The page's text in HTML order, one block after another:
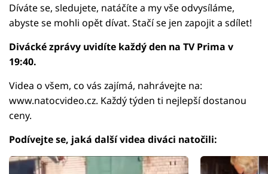
Díváte se, sledujete, natáčíte a my vše odvysíláme,
abyste se mohli opět dívat. Stačí se jen zapojit a sdílet!
Divácké zprávy uvidíte každý den na TV Prima v
19:40.
Videa o všem, co vás zajímá, nahrávejte na:
www.natocvideo.cz. Každý týden ti nejlepší dostanou
ceny.
Podívejte se, jaká další videa diváci natočili: